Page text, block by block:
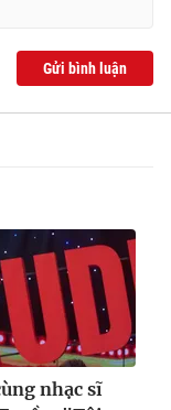
Gửi bình luận
nhạc sĩ